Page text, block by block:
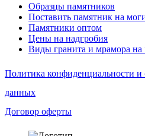
Образцы памятников
Поставить памятник на
Памятники оптом
Цены на надгробия
Виды гранита и мрамора на
Политика конфиденциальности и
данных
Договор оферты